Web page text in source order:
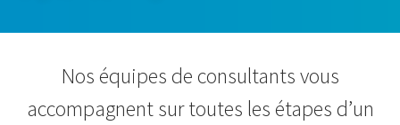
Nos équipes de consultants vous
accompagnent sur toutes les étapes d’un